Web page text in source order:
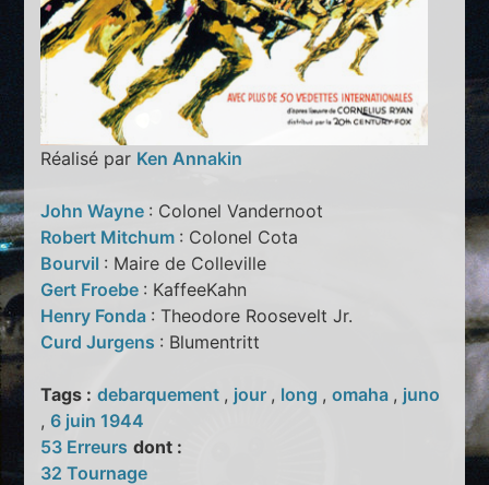
Réalisé par Ken Annakin
John Wayne : Colonel Vandernoot
Robert Mitchum : Colonel Cota
Bourvil : Maire de Colleville
Gert Froebe : KaffeeKahn
Henry Fonda : Theodore Roosevelt Jr.
Curd Jurgens : Blumentritt
Tags : debarquement , jour , long ,omaha , juno
,6 juin 1944
53 Erreurs dont :
32 Tournage